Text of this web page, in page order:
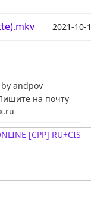
2021-10-
andpov
на почту